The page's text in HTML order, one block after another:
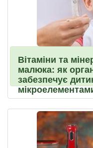
Вітаміни та
малюка: як
забезпечує